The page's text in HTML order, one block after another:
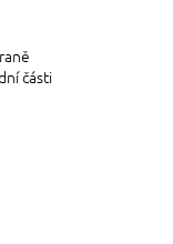
části